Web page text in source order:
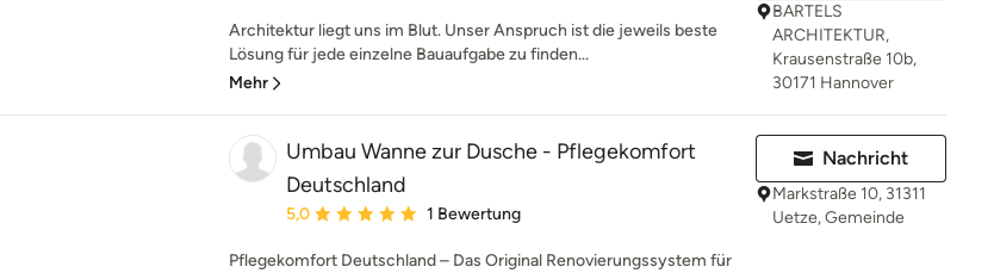
Architektur liegt uns im Blut. Unser Anspruch ist die jeweils beste
Lösung für jede einzelne Bauaufgabe zu finden...
Mehr
BARTELS
ARCHITEKTUR,
Krausenstraße 10b,
30171 Hannover
Umbau Wanne zur Dusche - Pflegekomfort
Deutschland
Durchschnittliche Bewertung: 5 von 5 Sternen
5,0 1 Bewertung
Pflegekomfort Deutschland – Das Original Renovierungssystem für
Nachricht
Markstraße 10, 31311
Uetze, Gemeinde